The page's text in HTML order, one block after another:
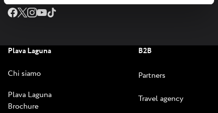
Plava Laguna
Chi siamo
Plava Laguna
Brochure
B2B
Partners
Travel agency